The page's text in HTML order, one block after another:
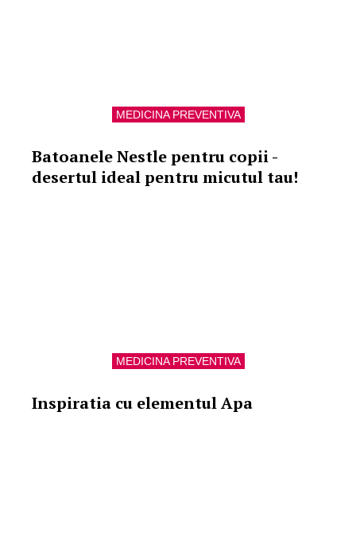
MEDICINA PREVENTIVA
Batoanele Nestle pentru copii -
desertul ideal pentru micutul tau!
MEDICINA PREVENTIVA
Inspiratia cu elementul Apa